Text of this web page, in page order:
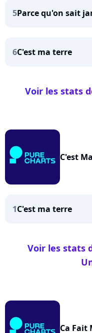
5Parce qu'on sait
6C'est ma terre
Voir les stats
C'est
1C'est ma terre
Voir les stats
Ca Fait